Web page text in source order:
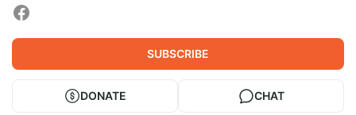
SUBSCRIBE
DONATE CHAT